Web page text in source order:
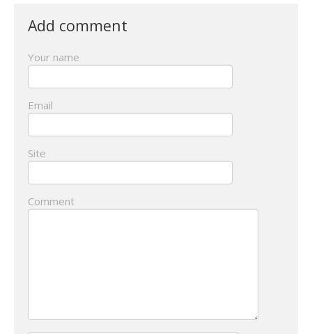
Add comment
Your name
Email
Site
Comment